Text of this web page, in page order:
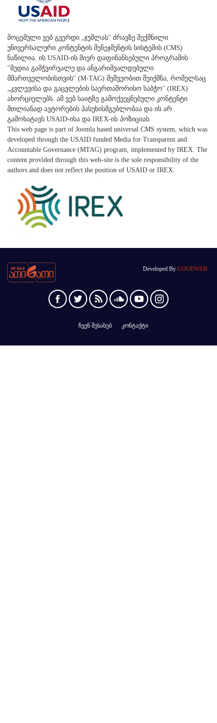
მოცემული ვებ გვერდი „ჯუმლას" ძრავზე შექმნილი
უნივერსალური კონტენტის მენეჯმენტის სისტემის (CMS)
ნაწილია. ის USAID-ის მიერ დაფინანსებული პროგრამის
"მედია გამჭვირვალე და ანგარიშვალდებული
მმართველობისთვის" (M-TAG) მეშვეობით შეიქმნა, რომელსაც
„კვლევისა და გაცვლების საერთაშორისო საბჭო" (IREX)
ახორციელებს. ამ ვებ საიტზე გამოქვეყნებული კონტენტი
მთლიანად ავტორების პასუხისმგებლობაა და ის არ
გამოხატავს USAID-ისა და IREX-ის პოზიციას.
This web page is part of Joomla based universal CMS system, which was
developed through the USAID funded Media for Transparent and
Accountable Governance (MTAG) program, implemented by IREX. The
content provided through this web-site is the sole responsibility of the
authors and does not reflect the position of USAID or IREX.
Developed By GOODWEB
ჩვენ შესახებ კონტაქტი